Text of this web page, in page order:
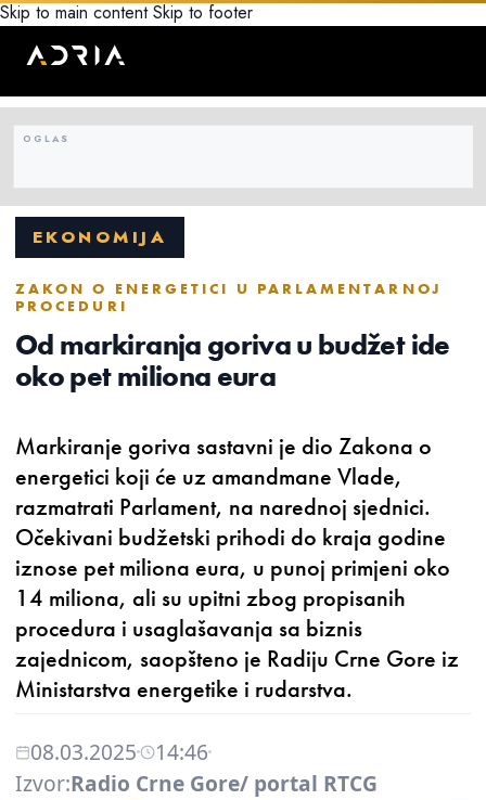
Skip to main content Skip to footer
EKONOMIJA
ZAKON O ENERGETICI U PARLAMENTARNOJ
PROCEDURI
Od markiranja goriva u budžet ide
oko pet miliona eura
Markiranje goriva sastavni je dio Zakona o
energetici koji će uz amandmane Vlade,
razmatrati Parlament, na narednoj sjednici.
Očekivani budžetski prihodi do kraja godine
iznose pet miliona eura, u punoj primjeni oko
14 miliona, ali su upitni zbog propisanih
procedura i usaglašavanja sa biznis
zajednicom, saopšteno je Radiju Crne Gore iz
Ministarstva energetike i rudarstva.
08.03.2025
14:46
Izvor:Radio Crne Gore/ portal RTCG